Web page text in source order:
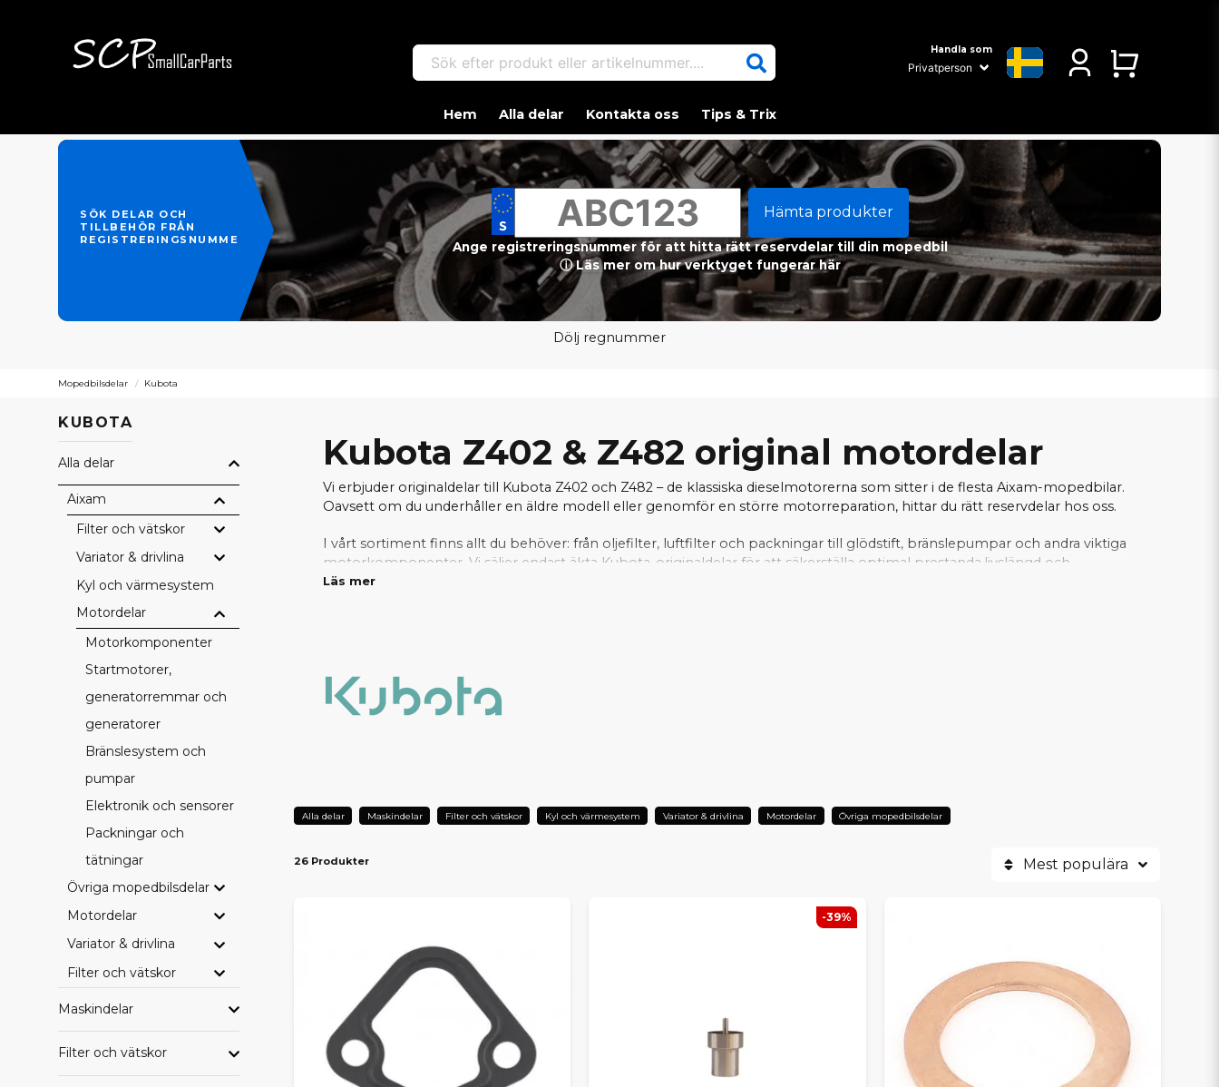
Sök efter produkt eller artikelnummer.... Handla som
Hem Alla delar Kontakta oss Tips & Trix
SÖK DELAR OCH
TILLBEHÖR FRÅN
REGISTRERINGSNUMMER
Hämta produkter
Ange registreringsnummer för att hitta rätt reservdelar till din mopedbil
ⓘ Läs mer om hur verktyget fungerar här
Dölj regnummer
Mopedbilsdelar Kubota
KUBOTA
Alla delar
Aixam
Filter och vätskor
Variator & drivlina
Kyl och värmesystem
Motordelar
Motorkomponenter
Startmotorer,
generatorremmar och
generatorer
Bränslesystem och
pumpar
Elektronik och sensorer
Packningar och
tätningar
Övriga mopedbilsdelar
Motordelar
Variator & drivlina
Filter och vätskor
Maskindelar
Filter och vätskor
Kubota Z402 & Z482 original motordelar
Vi erbjuder originaldelar till Kubota Z402 och Z482 – de klassiska dieselmotorerna som sitter i de flesta Aixam-mopedbilar.
Oavsett om du underhåller en äldre modell eller genomför en större motorreparation, hittar du rätt reservdelar hos oss.
I vårt sortiment finns allt du behöver: från oljefilter, luftfilter och packningar till glödstift, bränslepumpar och andra viktiga
motorkomponenter. Vi säljer endast äkta Kubota-originaldelar för att säkerställa optimal prestanda,livslängd och
passform.
Läs mer
Alla delar Maskindelar Filter och vätskor Kyl och värmesystem Variator & drivlina Motordelar Övriga mopedbilsdelar
26 Produkter Mest populära
-39%